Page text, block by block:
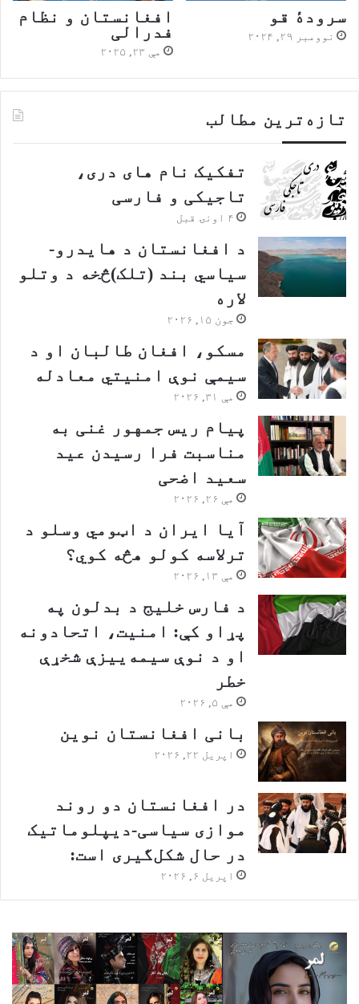
سرودهٔ قو
نوومبر ۲۹, ۲۰۲۴
افغانستان و نظام
فدرالی
مې ۲۳, ۲۰۲۵
تازه‌ترین مطالب
تفکیک نام های دری،
تاجیکی و فارسی
۴ اونۍ قبل
د افغانستان د هایدرو-
سیاسي بند (تلک)څخه د وتلو
لاره
جون ۱۵, ۲۰۲۶
مسکو، افغان طالبان او د
سیمې نوې امنیتي معادله
مې ۳۱, ۲۰۲۶
پیام ریس جمهور غنی به
مناسبت فرا رسیدن عید
سعید اضحی
مې ۲۶, ۲۰۲۶
آیا ایران د اټومي وسلو د
ترلاسه کولو هڅه کوي؟
مې ۱۳, ۲۰۲۶
د فارس خلیج د بدلون په
پړاو کې: امنیت، اتحادونه
او د نوې سیمه‌ییزې شخړې
خطر
مې ۵, ۲۰۲۶
بانی افغانستان نوین
اپریل ۲۲, ۲۰۲۶
در افغانستان دو روند
موازی سیاسی-دیپلوماتیک
در حال شکل‌گیری است:
اپریل ۶, ۲۰۲۶